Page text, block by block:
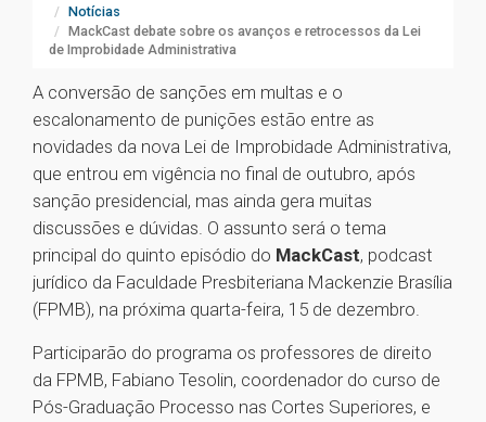
Notícias
MackCast debate sobre os avanços e retrocessos da Lei
de Improbidade Administrativa
A conversão de sanções em multas e o
escalonamento de punições estão entre as
novidades da nova Lei de Improbidade Administrativa,
que entrou em vigência no final de outubro, após
sanção presidencial, mas ainda gera muitas
discussões e dúvidas. O assunto será o tema
principal do quinto episódio do MackCast, podcast
jurídico da Faculdade Presbiteriana Mackenzie Brasília
(FPMB), na próxima quarta-feira, 15 de dezembro.
Participarão do programa os professores de direito
da FPMB, Fabiano Tesolin, coordenador do curso de
Pós-Graduação Processo nas Cortes Superiores, e